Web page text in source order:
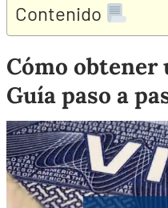
Contenido
Cómo obtener
Guía paso a